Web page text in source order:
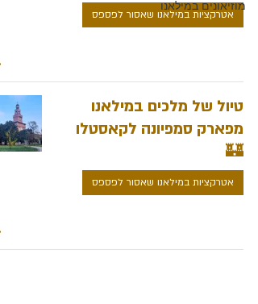
מוזיאונים במילאנו
אטרקציות במילאנו שאסור לפספס
טיול של מלכים במילאנו
מפארק סמפיונה לקאסטלו
🏰
אטרקציות במילאנו שאסור לפספס